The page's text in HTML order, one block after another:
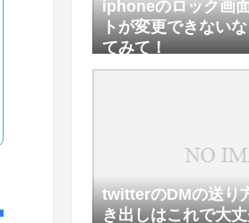
iphoneのロック画
トが変更できない
てみて！
twitterのDMの送り
き出しはこれで大